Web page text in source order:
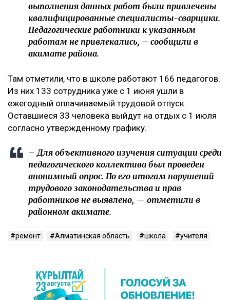
выполнения данных работ были привлечены
квалифицированные специалисты-сварщики.
Педагогические работники к указанным
работам не привлекались, – сообщили в
акимате района.
Там отметили, что в школе работают 166 педагогов.
Из них 133 сотрудника уже с 1 июня ушли в
ежегодный оплачиваемый трудовой отпуск.
Оставшиеся 33 человека выйдут на отдых с 1 июля
согласно утвержденному графику.
– Для объективного изучения ситуации среди
педагогического коллектива был проведен
анонимный опрос. По его итогам нарушений
трудового законодательства и прав
работников не выявлено, — отметили в
районном акимате.
ремонт Алматинская область школа учителя